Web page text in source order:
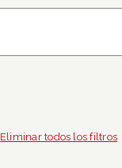
Eliminar todos los filtros